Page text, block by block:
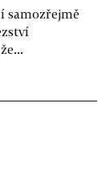
samozřejmě